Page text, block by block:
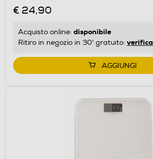
€ 24,90
Acquisto online: disponibile
Ritiro in negozio in 30' gratuito: verifica
AGGIUNGI